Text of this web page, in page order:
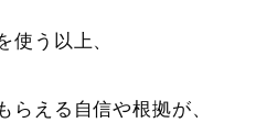
使う以上、
らえる自信や根拠が、